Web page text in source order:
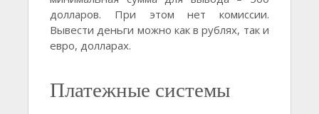
долларов. При этом нет комиссии.
Вывести деньги можно как в рублях, так и
евро, долларах.
Платежные системы